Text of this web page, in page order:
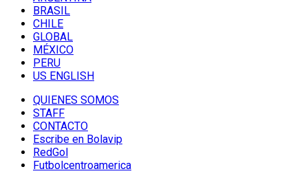
BRASIL
CHILE
GLOBAL
MÉXICO
PERU
US ENGLISH
QUIENES SOMOS
STAFF
CONTACTO
Escribe en Bolavip
RedGol
Futbolcentroamerica